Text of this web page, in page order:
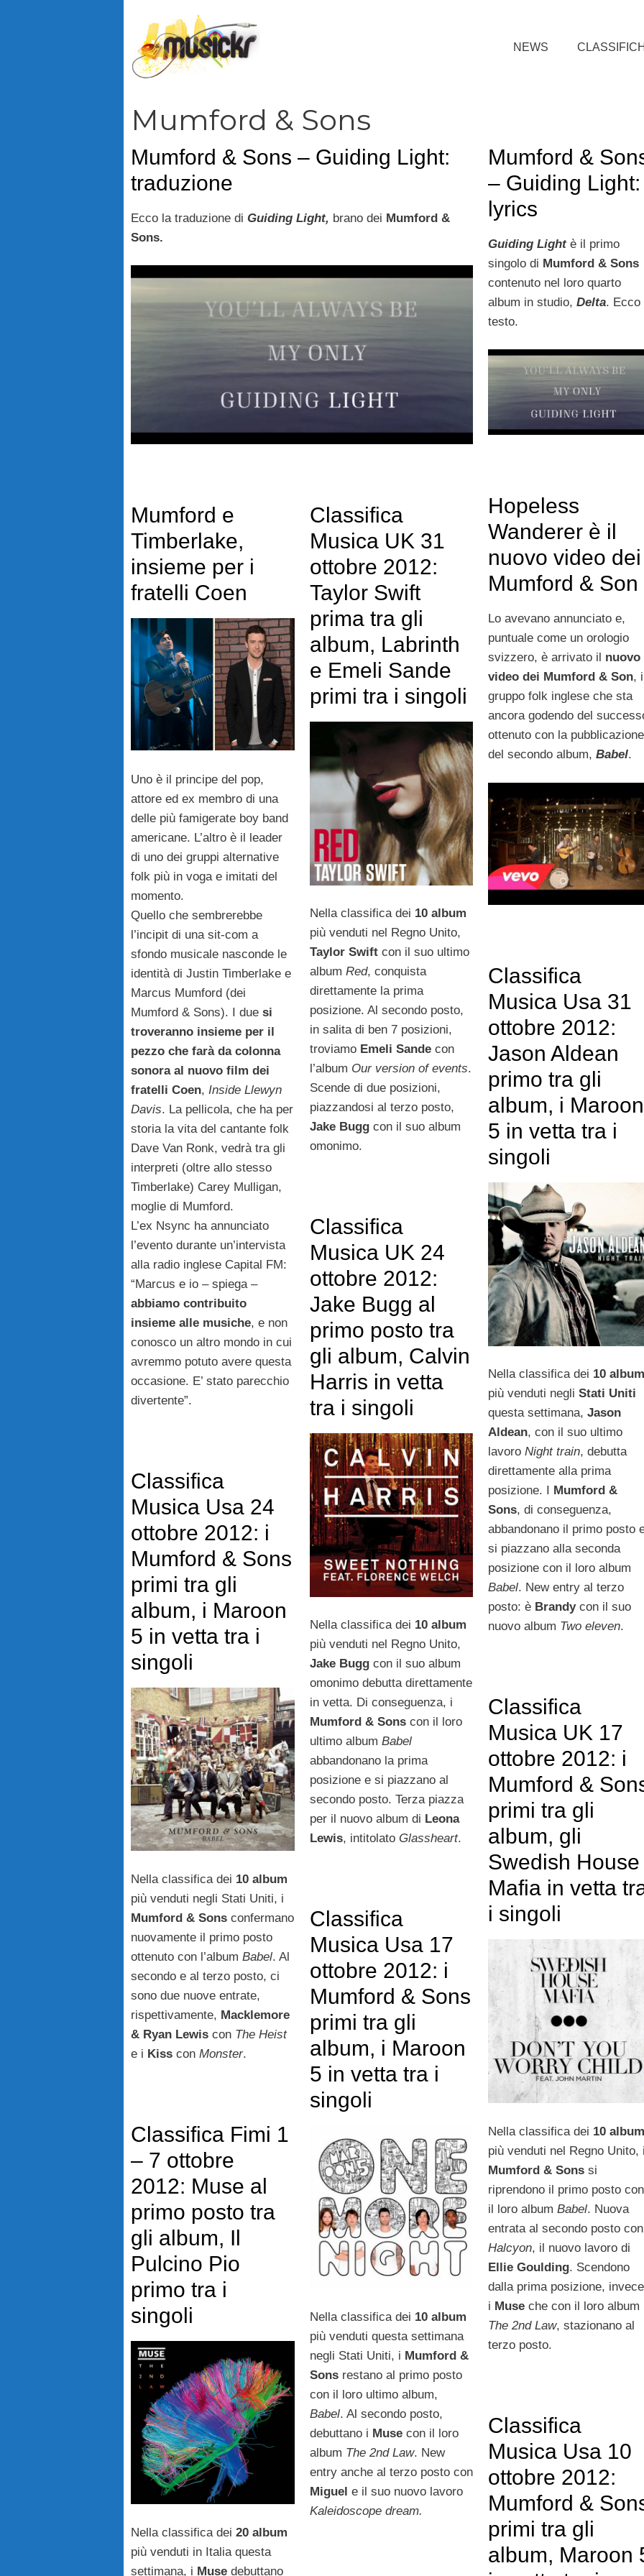
NEWS
Mumford & Sons
Mumford & Sons – Guiding Light:
traduzione
Ecco la traduzione di Guiding Light, brano dei Mumford &
Sons.
Mumford &
– Guiding Light:
lyrics
Guiding Light è il primo
singolo di Mumford & Sons
contenuto nel loro quarto
album in studio,Delta. Ecco
testo.
Hopeless
Wanderer è il
nuovo video dei
Mumford & Son
Lo avevano annunciato e,
puntuale come un orologio
svizzero, è arrivato il nuovo
video dei Mumford & Son,
gruppo folk inglese che sta
ancora godendo del
ottenuto con la pubblicazione
del secondo album,Babel.
Mumford e
Timberlake,
insieme per i
fratelli Coen
Uno è il principe del pop,
attore ed ex membro di una
delle più famigerate boy band
americane. L’altro è il leader
di uno dei gruppi alternative
folk più in voga e imitati del
momento.
Quello che sembrerebbe
l’incipit di una sit-com a
sfondo musicale nasconde le
identità di Justin Timberlake e
Marcus Mumford (dei
Mumford & Sons). I due si
troveranno insieme per il
pezzo che farà da colonna
sonora al nuovo film dei
fratelli Coen, Inside Llewyn
Davis. La pellicola, che ha per
storia la vita del cantante folk
Dave Van Ronk, vedrà tra gli
interpreti (oltre allo stesso
Timberlake) Carey Mulligan,
moglie di Mumford.
L’ex Nsync ha annunciato
l’evento durante un’intervista
alla radio inglese Capital FM:
“Marcus e io – spiega –
abbiamo contribuito
insieme alle musiche, e non
conosco un altro mondo in cui
avremmo potuto avere questa
occasione. E’ stato parecchio
divertente”.
Classifica
Musica UK 31
ottobre 2012:
Taylor Swift
prima tra gli
album, Labrinth
e Emeli Sande
primi tra i singoli
Nella classifica dei 10 album
più venduti nel Regno Unito,
Taylor Swiftcon il suo ultimo
album Red, conquista
direttamente la prima
posizione. Al secondo posto,
in salita di ben 7 posizioni,
troviamo Emeli Sandecon
l’album Our version of events.
Scende di due posizioni,
piazzandosi al terzo posto,
Jake Buggcon il suo album
omonimo.
Classifica
Musica Usa 31
ottobre 2012:
Jason Aldean
primo tra gli
album, i Maroon
5 in vetta tra i
singoli
Nella classifica dei 10
più venduti negliStati Uniti
questa settimana,Jason
Aldean, con il suo ultimo
lavoroNight train, debutta
direttamente alla prima
posizione. I
Mumford &
Sons, di conseguenza,
abbandonano il primo posto
si piazzano alla seconda
posizione con il loro album
Babel. New entry al terzo
posto: è Brandycon il suo
nuovo album Two eleven.
Classifica
Musica UK 24
ottobre 2012:
Jake Bugg al
primo posto tra
gli album, Calvin
Harris in vetta
tra i singoli
Nella classifica dei 10 album
più venduti nel Regno Unito,
Jake Buggcon il suo album
omonimo debutta direttamente
in vetta. Di conseguenza, i
Mumford & Sonscon il loro
ultimo album Babel
abbandonano la prima
posizione e si piazzano al
secondo posto. Terza piazza
per il nuovo album di Leona
Lewis, intitolato Glassheart.
Classifica
Musica Usa 24
ottobre 2012: i
Mumford & Sons
primi tra gli
album, i Maroon
5 in vetta tra i
singoli
Nella classifica dei 10 album
più venduti negli Stati Uniti, i
Mumford & Sons confermano
nuovamente il primo posto
ottenuto con l’album Babel. Al
secondo e al terzo posto, ci
sono due nuove entrate,
rispettivamente, Macklemore
& Ryan Lewis con The Heist
e i Kiss con Monster.
Classifica
Musica UK 17
ottobre 2012: i
Mumford &
primi tra gli
album, gli
Swedish House
Mafia in vetta
i singoli
Nella classifica dei 10
più venduti nel Regno Unito,
Mumford & Sons si
riprendono il primo posto con
il loro albumBabel. Nuova
entrata al secondo posto con
Halcyon, il nuovo lavoro di
Ellie Goulding. Scendono
dalla prima posizione,
i Muse che con il loro album
The 2nd Law, stazionano al
terzo posto.
Classifica
Musica Usa 17
ottobre 2012: i
Mumford & Sons
primi tra gli
album, i Maroon
5 in vetta tra i
singoli
Nella classifica dei 10 album
più venduti questa settimana
negli Stati Uniti, i Mumford &
Sonsrestano al primo posto
con il loro ultimo album,
Babel. Al secondo posto,
debuttano i Musecon il loro
album The 2nd Law. New
entry anche al terzo posto con
Miguel e il suo nuovo lavoro
Kaleidoscope dream.
Classifica Fimi 1
– 7 ottobre
2012: Muse al
primo posto tra
gli album, Il
Pulcino Pio
primo tra i
singoli
Nella classifica dei 20 album
più venduti in Italia questa
settimana, i Muse debuttano
Classifica
Musica Usa 10
ottobre 2012:
Mumford &
primi tra gli
album, Maroon